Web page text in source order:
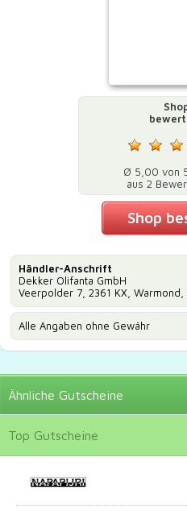
Ø 5,00 von
aus 2
Shop
Händler-Anschrift
Dekker Olifanta GmbH
Veerpolder 7, 2361 KX,
Alle Angaben ohne Gewähr
Ähnliche Gutscheine
Top Gutscheine